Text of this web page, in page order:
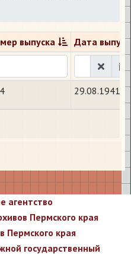
выпуска Дата
29.08.1941
агентство
Пермского края
Пермского края
государственный